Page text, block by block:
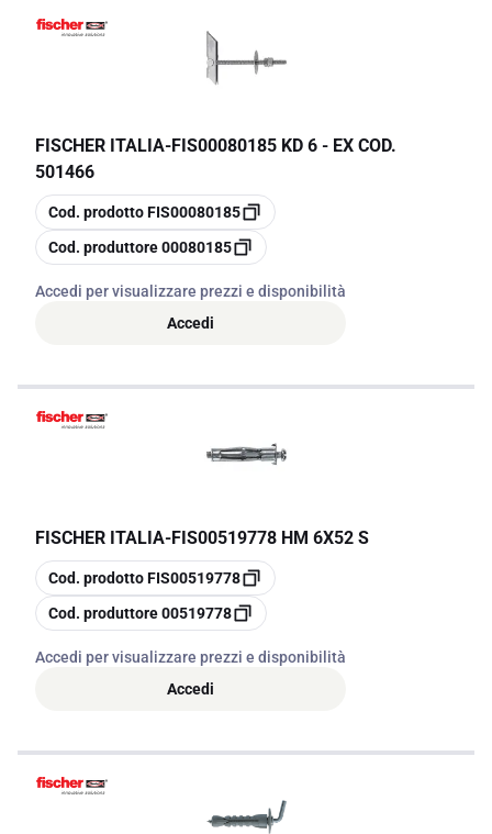
FISCHER ITALIA-FIS00080185 KD 6 - EX COD.
501466
copia
Cod. prodottoFIS00080185
copia
Cod. produttore00080185
Accedi per visualizzare prezzi e disponibilità
Accedi
FISCHER ITALIA-FIS00519778 HM 6X52 S
copia
Cod. prodottoFIS00519778
copia
Cod. produttore00519778
Accedi per visualizzare prezzi e disponibilità
Accedi